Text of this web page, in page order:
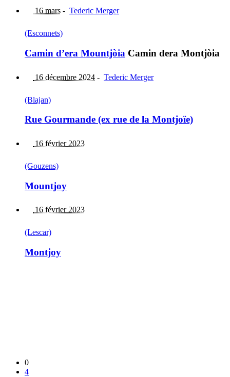
16 mars - Tederic Merger
(Esconnets)
Camin d’era Mountjòia Camin dera Montjòia
16 décembre 2024 - Tederic Merger
(Blajan)
Rue Gourmande (ex rue de la Montjoïe)
16 février 2023
(Gouzens)
Mountjoy
16 février 2023
(Lescar)
Montjoy
0
4